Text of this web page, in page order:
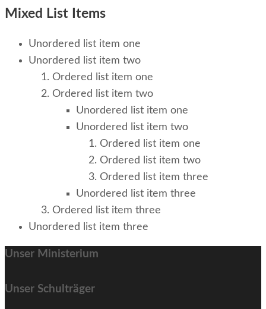
Mixed List Items
Unordered list item one
Unordered list item two
Ordered list item one
Ordered list item two
Unordered list item one
Unordered list item two
Ordered list item one
Ordered list item two
Ordered list item three
Unordered list item three
Ordered list item three
Unordered list item three
Unser Ministerium
Unser Schulträger